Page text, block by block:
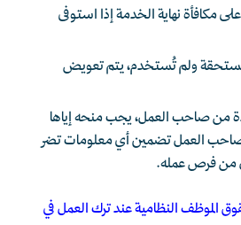
مكافأة نهاية الخدمة إذا استوفى
ولم تُستخدم، يتم تعويض
من صاحب العمل، يجب منحه إياها
العمل تضمين أي معلومات تضر
من فرص عمله.
الموظف النظامية عند ترك العمل في